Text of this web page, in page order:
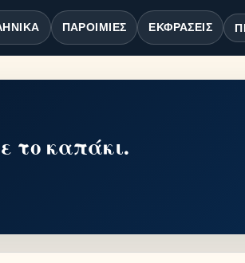
ΠΑΡΟΙΜΊΕΣ ΕΚΦΡΆΣΕΙΣ
το καπάκι.